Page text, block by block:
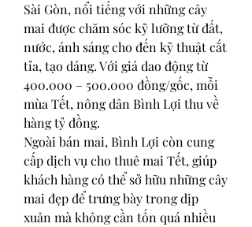
Sài Gòn, nổi tiếng với những cây
mai được chăm sóc kỹ lưỡng từ đất,
nước, ánh sáng cho đến kỹ thuật cắt
tỉa, tạo dáng. Với giá dao động từ
400.000 – 500.000 đồng/gốc, mỗi
mùa Tết, nông dân Bình Lợi thu về
hàng tỷ đồng.
Ngoài bán mai, Bình Lợi còn cung
cấp dịch vụ cho thuê mai Tết, giúp
khách hàng có thể sở hữu những cây
mai đẹp để trưng bày trong dịp
xuân mà không cần tốn quá nhiều